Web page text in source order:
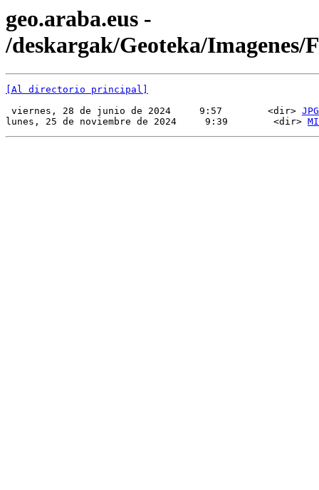
geo.araba.eus -
/deskargak/Geoteka/Imagenes/
[Al directorio principal]
viernes, 28 de junio de 2024     9:57        <dir> JPG
lunes, 25 de noviembre de 2024     9:39        <dir>